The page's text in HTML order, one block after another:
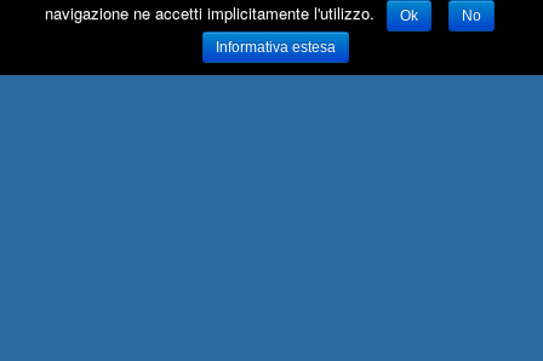
navigazione ne accetti implicitamente l'utilizzo.
Ok
No
Informativa estesa